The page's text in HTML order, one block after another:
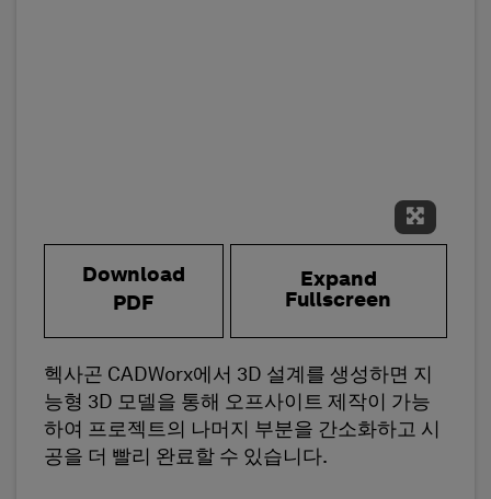
Expand
Download
PDF
Expand
Fullscreen
헥사곤 CADWorx에서 3D 설계를 생성하면 지
능형 3D 모델을 통해 오프사이트 제작이 가능
하여 프로젝트의 나머지 부분을 간소화하고 시
공을 더 빨리 완료할 수 있습니다.